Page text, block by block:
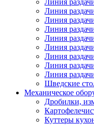
Линия
Линия
Линия
Линия
Линия
Линия
Линия
Линия
Линия
Шведские
Механическое
Дробилки,
Куттеры